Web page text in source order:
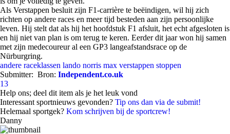
Als Verstappen besluit zijn F1-carrière te beëindigen, wil hij zich
richten op andere races en meer tijd besteden aan zijn persoonlijke
leven. Hij stelt dat als hij het hoofdstuk F1 afsluit, het echt afgesloten is
en hij niet van plan is om terug te keren. Eerder dit jaar won hij samen
met zijn medecoureur al een GP3 langeafstandsrace op de
Nürburgring.
andere raceklassen lando norris max verstappen stoppen
Submitter: Bron: Independent.co.uk
13
Help ons; deel dit item als je het leuk vond
Interessant sportnieuws gevonden? Tip ons dan via de submit!
Helemaal sportgek? Kom schrijven bij de sportcrew!
Danny